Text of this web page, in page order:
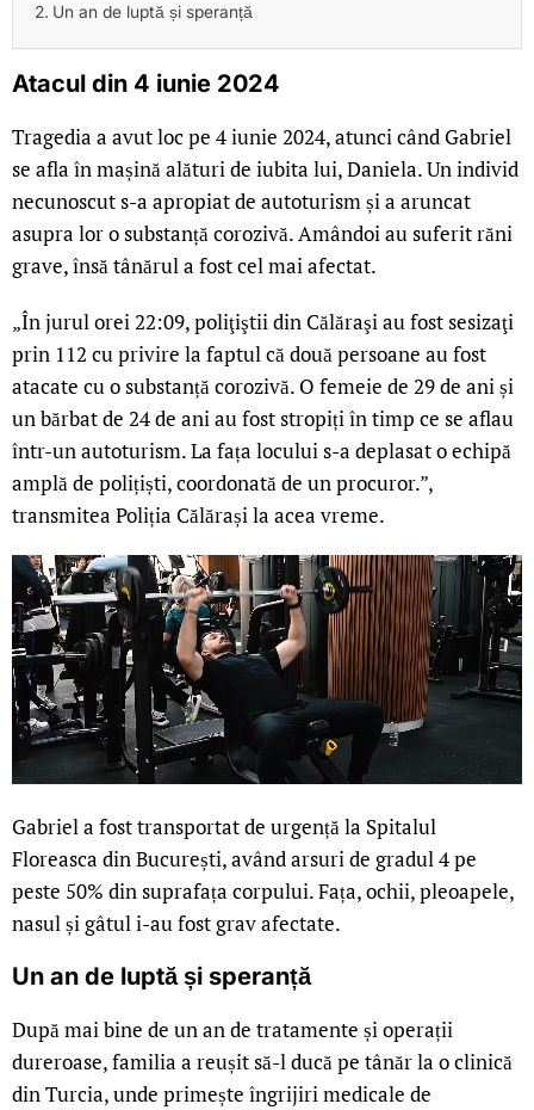
Un an de luptă și speranță
Atacul din 4 iunie 2024
Tragedia a avut loc pe 4 iunie 2024, atunci când Gabriel
se afla în mașină alături de iubita lui, Daniela. Un individ
necunoscut s-a apropiat de autoturism și a aruncat
asupra lor o substanță corozivă. Amândoi au suferit răni
grave, însă tânărul a fost cel mai afectat.
„În jurul orei 22:09, poliţiştii din Călăraşi au fost sesizaţi
prin 112 cu privire la faptul că două persoane au fost
atacate cu o substanță corozivă. O femeie de 29 de ani și
un bărbat de 24 de ani au fost stropiți în timp ce se aflau
într-un autoturism. La fața locului s-a deplasat o echipă
amplă de polițiști, coordonată de un procuror.”,
transmitea Poliția Călărași la acea vreme.
Gabriel a fost transportat de urgență la Spitalul
Floreasca din București, având arsuri de gradul 4 pe
peste 50% din suprafața corpului. Fața, ochii, pleoapele,
nasul și gâtul i-au fost grav afectate.
Un an de luptă și speranță
După mai bine de un an de tratamente și operații
dureroase, familia a reușit să-l ducă pe tânăr la o clinică
din Turcia, unde primește îngrijiri medicale de